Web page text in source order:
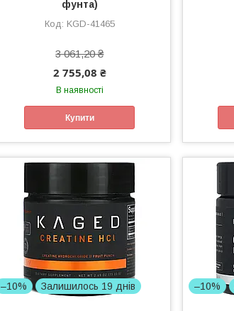
фунта)
KGD-41465
3 061,20 ₴
2 755,08 ₴
В наявності
Купити
–10% Залишилось 19 днів –10%